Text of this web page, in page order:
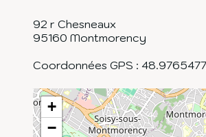
92 r Chesneaux
95160 Montmorency
Coordonnées GPS : 48.9765477
+
−